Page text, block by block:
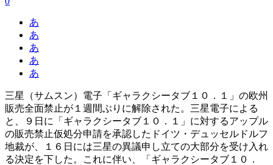
あ
あ
あ
あ
あ
三星（サムスン）電子「ギャラクシータブ１０．１」の欧州
販売全面禁止が１週間ぶりに解除された。三星電子による
と、９日に「ギャラクシータブ１０．１」に対するアップル
の販売禁止仮処分申請を承認したドイツ・デュッセルドルフ
地裁が、１６日には三星の異議申し立ての大部分を受け入れ
る決定を下した。これに伴い、「ギャラクシータブ１０．